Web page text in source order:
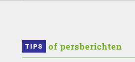
TIPS of persberichten